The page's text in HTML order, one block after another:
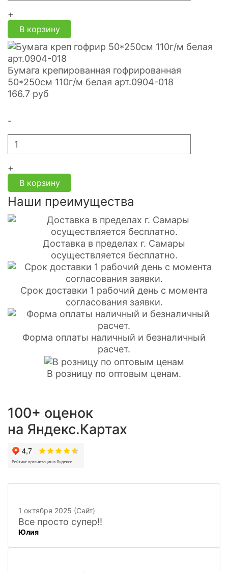
+
В корзину
Бумага крепированная гофрированная
50*250см 110г/м белая арт.0904-018
166.7 руб
-
+
В корзину
Наши преимущества
Доставка в пределах г. Самары
осуществляется бесплатно.
Срок доставки 1 рабочий день с момента
согласования заявки.
Форма оплаты наличный и безналичный
расчет.
В розницу по оптовым ценам.
100+ оценок
на Яндекс.Картах
1 октября 2025 (Сайт)
Все просто супер!!
Юлия